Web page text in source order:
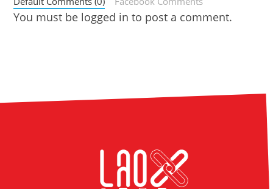
You must be logged in to post a comment.